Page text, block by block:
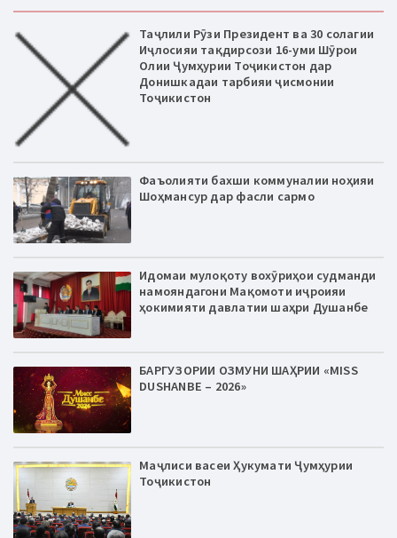
Таҷлили Рӯзи Президент ва 30 солагии
Иҷлосияи тақдирсози 16-уми Шӯрои
Олии Ҷумҳурии Тоҷикистон дар
Донишкадаи тарбияи ҷисмонии
Тоҷикистон
Фаъолияти бахши коммуналии ноҳияи
Шоҳмансур дар фасли сармо
Идомаи мулоқоту вохӯриҳои судманди
намояндагони Мақомоти иҷроияи
ҳокимияти давлатии шаҳри Душанбе
БАРГУЗОРИИ ОЗМУНИ ШАҲРИИ «MISS
DUSHANBE – 2026»
Маҷлиси васеи Ҳукумати Ҷумҳурии
Тоҷикистон